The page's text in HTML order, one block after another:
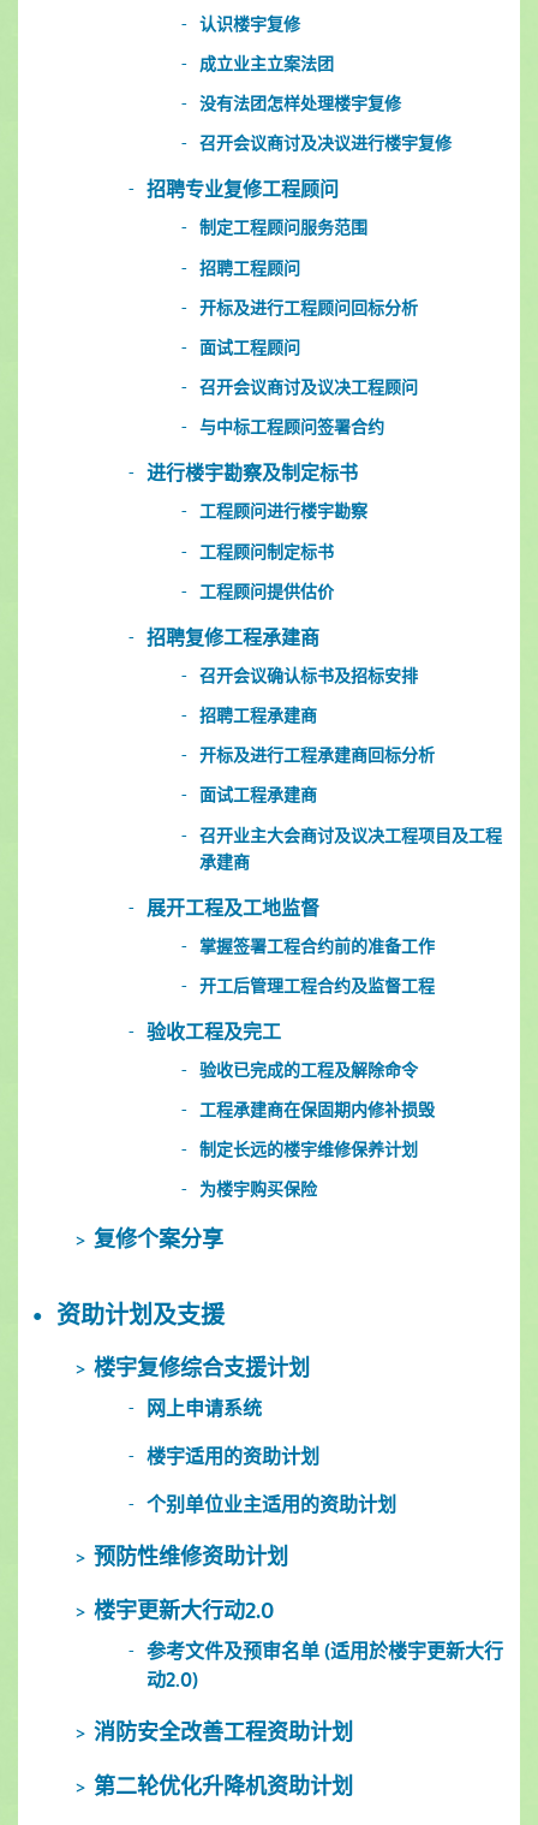
认识楼宇复修
成立业主立案法团
没有法团怎样处理楼宇复修
召开会议商讨及决议进行楼宇复修
招聘专业复修工程顾问
制定工程顾问服务范围
招聘工程顾问
开标及进行工程顾问回标分析
面试工程顾问
召开会议商讨及议决工程顾问
与中标工程顾问签署合约
进行楼宇勘察及制定标书
工程顾问进行楼宇勘察
工程顾问制定标书
工程顾问提供估价
招聘复修工程承建商
召开会议确认标书及招标安排
招聘工程承建商
开标及进行工程承建商回标分析
面试工程承建商
召开业主大会商讨及议决工程项目及工程
承建商
展开工程及工地监督
掌握签署工程合约前的准备工作
开工后管理工程合约及监督工程
验收工程及完工
验收已完成的工程及解除命令
工程承建商在保固期内修补损毁
制定长远的楼宇维修保养计划
为楼宇购买保险
复修个案分享
资助计划及支援
楼宇复修综合支援计划
网上申请系统
楼宇适用的资助计划
个别单位业主适用的资助计划
预防性维修资助计划
楼宇更新大行动2.0
参考文件及预审名单 (适用於楼宇更新大行
动2.0)
消防安全改善工程资助计划
第二轮优化升降机资助计划